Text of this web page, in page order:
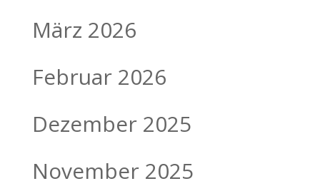
März 2026
Februar 2026
Dezember 2025
November 2025